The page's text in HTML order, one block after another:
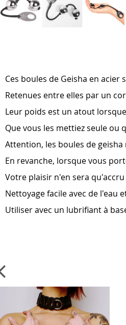
the
images
Ces boules de Geisha en acier
Retenues entre elles par un
Leur poids est un atout
Que vous les mettiez seule ou
Attention, les boules de
En revanche, lorsque vous
Votre plaisir n'en sera
Nettoyage facile avec de l'eau
Utiliser avec un lubrifiant à